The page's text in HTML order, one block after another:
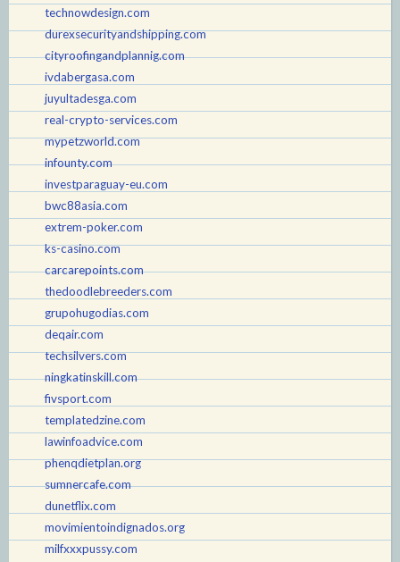
technowdesign.com
durexsecurityandshipping.com
cityroofingandplannig.com
ivdabergasa.com
juyultadesga.com
real-crypto-services.com
mypetzworld.com
infounty.com
investparaguay-eu.com
bwc88asia.com
extrem-poker.com
ks-casino.com
carcarepoints.com
thedoodlebreeders.com
grupohugodias.com
deqair.com
techsilvers.com
ningkatinskill.com
fivsport.com
templatedzine.com
lawinfoadvice.com
phenqdietplan.org
sumnercafe.com
dunetflix.com
movimientoindignados.org
milfxxxpussy.com